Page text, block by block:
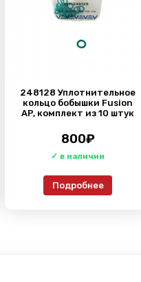
248128 Уплотнительное
кольцо бобышки Fusion
AP, комплект из 10 штук
800₽
Подробнее